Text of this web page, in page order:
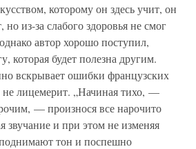
которому он здесь учит, он
но из-за слабого здоровья не смог
автор хорошо поступил,
которая будет полезна другим.
вскрывает ошибки французских
не лицемерит. „Начиная тихо, —
— произнося все нарочито
звучание и при этом не изменяя
поднимают тон и поспешно